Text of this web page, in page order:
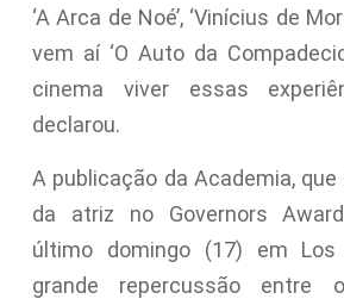
‘A Arca de Noé’, ‘Vinícius de
vem aí ‘O Auto da
cinema viver essas
declarou.
A publicação da Academia,
da atriz no Governors
último domingo (17) em Los
grande repercussão entre